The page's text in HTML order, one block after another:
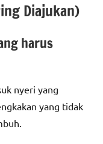
Diajukan)
harus
nyeri yang
yang tidak